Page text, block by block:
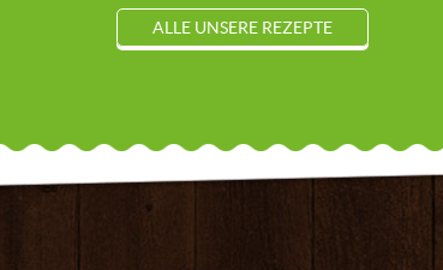
ALLE UNSERE REZEPTE